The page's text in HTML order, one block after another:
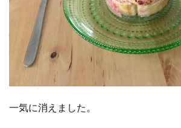
一気に消えました。